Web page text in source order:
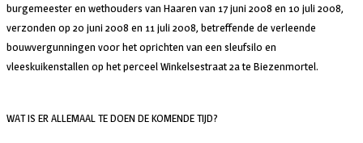
burgemeester en wethouders van Haaren van 17 juni 2008 en 10 juli 2008,
verzonden op 20 juni 2008 en 11 juli 2008, betreffende de verleende
bouwvergunningen voor het oprichten van een sleufsilo en
vleeskuikenstallen op het perceel Winkelsestraat 2a te Biezenmortel.
WAT IS ER ALLEMAAL TE DOEN DE KOMENDE TIJD?